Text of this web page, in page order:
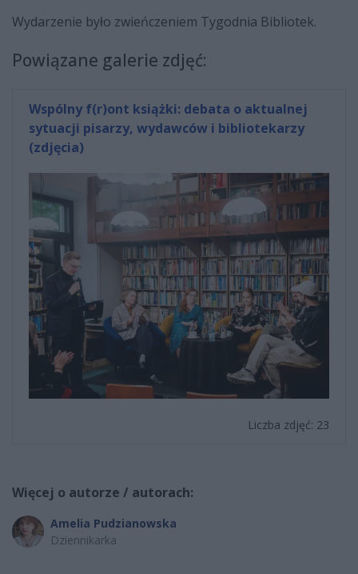
Wydarzenie było zwieńczeniem Tygodnia Bibliotek.
Powiązane galerie zdjęć:
Wspólny f(r)ont książki: debata o aktualnej
sytuacji pisarzy, wydawców i bibliotekarzy
(zdjęcia)
Liczba zdjęć: 23
Więcej o autorze / autorach:
Amelia Pudzianowska
Dziennikarka